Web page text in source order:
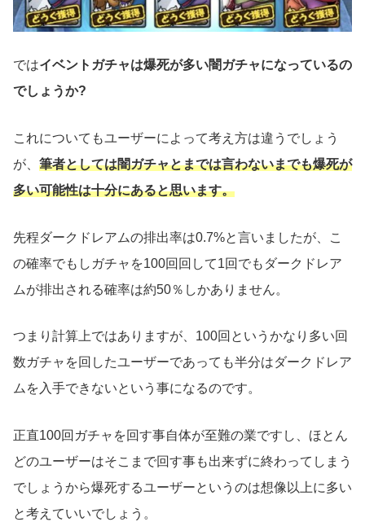
ではイベントガチャは爆死が多い闇ガチャになっているの
でしょうか?
これについてもユーザーによって考え方は違うでしょう
が、 筆者としては闇ガチャとまでは言わないまでも爆死が
多い可能性は十分にあると思います。
先程ダークドレアムの排出率は0.7%と言いましたが、こ
の確率でもしガチャを100回回して1回でもダークドレア
ムが排出される確率は約50％しかありません。
つまり計算上ではありますが、100回というかなり多い回
数ガチャを回したユーザーであっても半分はダークドレア
ムを入手できないという事になるのです。
正直100回ガチャを回す事自体が至難の業ですし、ほとん
どのユーザーはそこまで回す事も出来ずに終わってしまう
でしょうから爆死するユーザーというのは想像以上に多い
と考えていいでしょう。